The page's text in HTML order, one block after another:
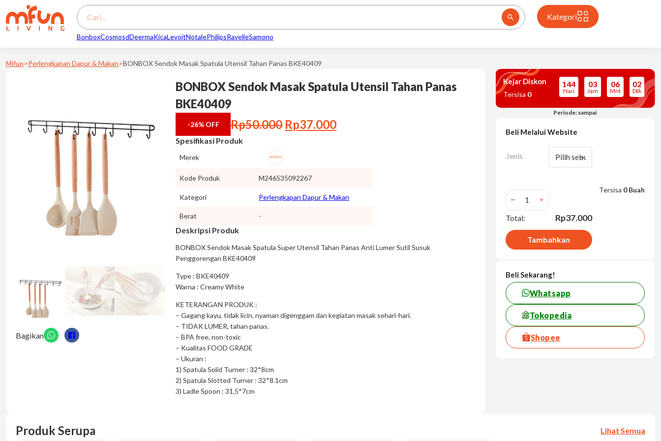
Search
BonboxCosmosdDeermaKicaLevoitNotalePhilipsRavelleSamono
Kategori
Mifun>Perlengkapan Dapur & Makan>BONBOX Sendok Masak Spatula Utensil Tahan Panas BKE40409
Bagikan
BONBOX Sendok Masak Spatula Utensil Tahan Panas
BKE40409
-26%OFF Rp50.000 Harga aslinya adalah: Rp50.000.
Rp37.000Harga saat ini adalah: Rp37.000.
Spesifikasi Produk
Merek
Kode Produk M246535092267
Kategori Perlengkapan Dapur & Makan
Berat -
Deskripsi Produk
BONBOX Sendok Masak Spatula Super Utensil Tahan Panas Anti Lumer Sutil Susuk
Penggorengan BKE40409
Type : BKE40409
Warna : Creamy White
KETERANGAN PRODUK :
– Gagang kayu, tidak licin, nyaman digenggam dan kegiatan masak sehari-hari.
– TIDAK LUMER, tahan panas.
– BPA free, non-toxic
– Kualitas FOOD GRADE
– Ukuran :
1) Spatula Solid Turner : 32*8cm
2) Spatula Slotted Turner : 32*8.1cm
3) Ladle Spoon : 31,5*7cm
Kejar Diskon
Tersisa 0
144
Hari
03
Jam
06
Mnt
01
Dtk
Periode: sampai
Beli Melalui Website
Jenis
Kuantitas BONBOX Sendok Masak Spatula
Tambahkan
Total: Rp37.000
Tersisa 0 Buah
Beli Sekarang!
Whatsapp
Tokopedia
Shopee
Produk Serupa Lihat Semua